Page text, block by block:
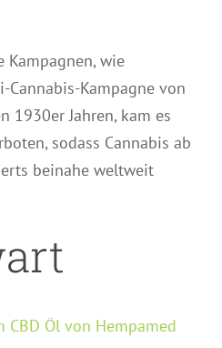
Kampagnen, wie
Cannabis-Kampagne von
1930er Jahren, kam es
sodass Cannabis ab
beinahe weltweit